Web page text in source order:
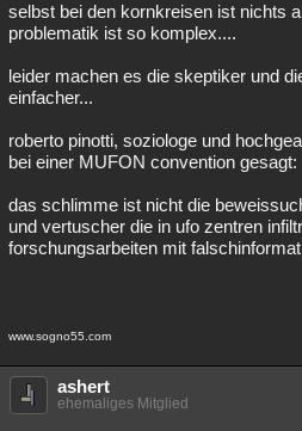
selbst bei den kornkreisen ist nichts
problematik ist so komplex....
leider machen es die skeptiker und
einfacher...
roberto pinotti, soziologe und
bei einer MUFON convention gesagt:
das schlimme ist nicht die
und vertuscher die in ufo zentren
forschungsarbeiten mit
www.sogno55.com
ashert
ehemaliges Mitglied